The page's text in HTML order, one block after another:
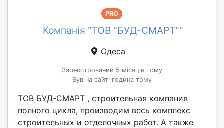
PRO
Компанія "ТОВ "БУД-СМАРТ""
Одеса
Зареєстрований 5 місяців тому
Був на сайті година тому
ТОВ БУД-СМАРТ , строительная компания
полного цикла, производим весь комплекс
строительных и отделочных работ. А также